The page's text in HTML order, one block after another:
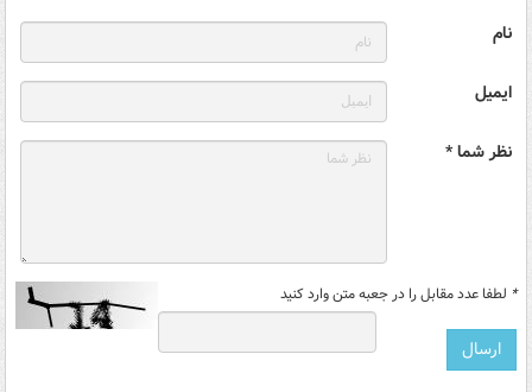
نام
ایمیل
نظر شما *
* لطفا عدد مقابل را در جعبه متن وارد کنید